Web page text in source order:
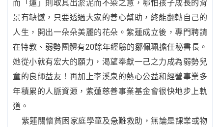
而「蓮」則取其出淤泥而不染之意，哪怕孩子成長的背
景有缺憾，只要透過大家的善心幫助，終能翻轉自己的
人生，開出一朵朵美麗的花朵。紫蓮成立後，專門聘請
在特教、弱勢團體有20餘年經驗的鄒佩珮擔任秘書長。
她從小就有宏大的願力，渴望奉獻一己之力成為弱勢兒
童的良師益友！再加上李溪泉的熱心公益和經營事業多
年積累的人脈資源，紫蓮慈善事業基金會很快地步上軌
道。
紫蓮關懷貧困家庭學童及急難救助，無論是課業或物